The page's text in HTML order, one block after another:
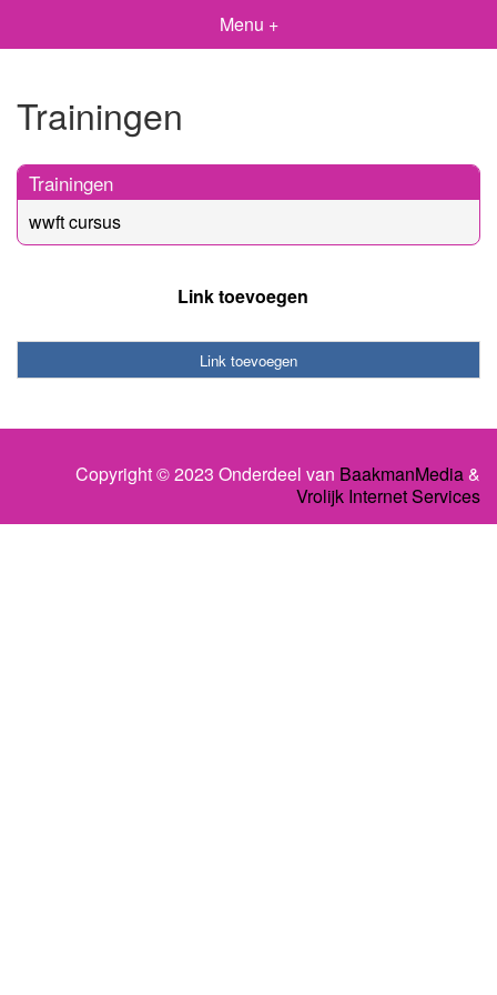
Menu +
Trainingen
Trainingen
wwft cursus
Link toevoegen
Link toevoegen
Copyright © 2023 Onderdeel van BaakmanMedia&
Vrolijk Internet Services